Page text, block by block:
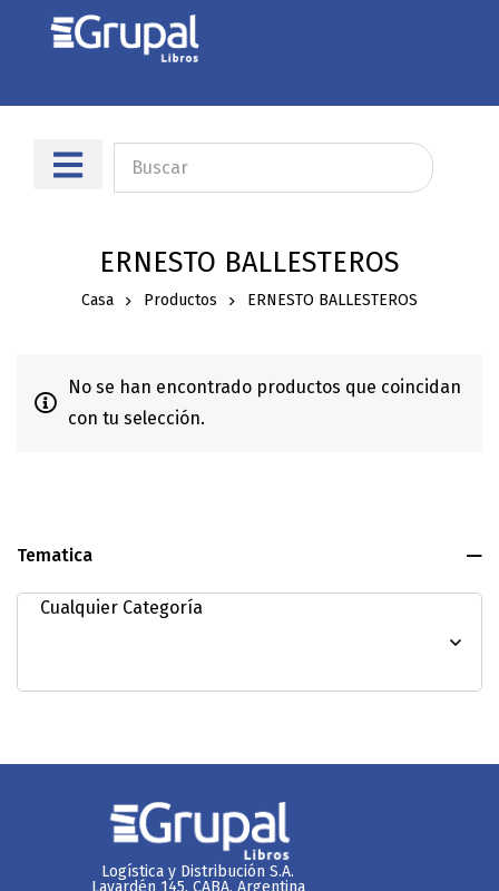
ERNESTO BALLESTEROS
Casa Productos ERNESTO BALLESTEROS
Tematica
No se han encontrado productos que coincidan
con tu selección.
Logística y Distribución S.A.
Lavardén 145. CABA, Argentina